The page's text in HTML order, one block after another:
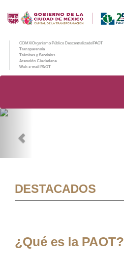
CDMX/Organismo Público Descentralizado/PAOT
Transparencia
Trámites y Servicios
Atención Ciudadana
Web e-mail PAOT
DESTACADOS
¿Qué es la PAOT?